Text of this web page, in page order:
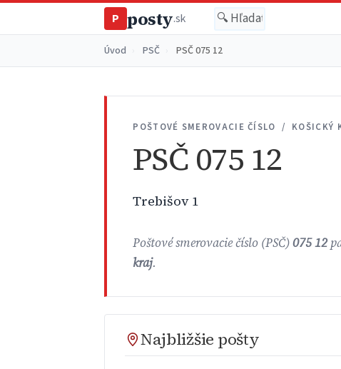
P posty.sk
Úvod PSČ PSČ 075 12
POŠTOVÉ SMEROVACIE ČÍSLO / KOŠICKÝ
PSČ 075 12
Trebišov 1
Poštové smerovacie číslo (PSČ)075 12
kraj.
Najbližšie pošty